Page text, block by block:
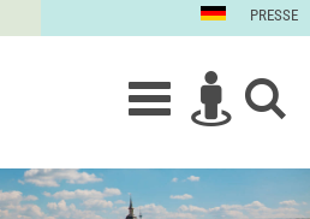
PRESSE